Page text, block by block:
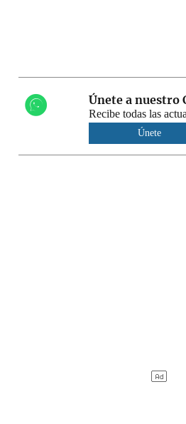
Únete a nuestro
Recibe todas las
Únete